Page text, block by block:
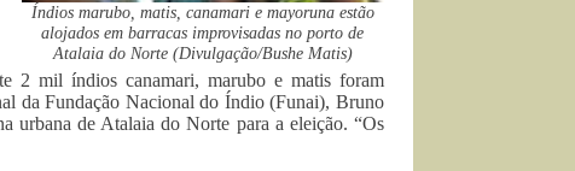
Índios marubo, matis, canamari e mayoruna estão
alojados em barracas improvisadas no porto de
Atalaia do Norte (Divulgação/Bushe Matis)
2 mil índios canamari, marubo e matis foram
da Fundação Nacional do Índio (Funai), Bruno
urbana de Atalaia do Norte para a eleição. “Os